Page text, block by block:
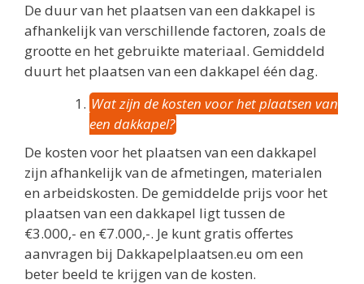
De duur van het plaatsen van een dakkapel is
afhankelijk van verschillende factoren, zoals de
grootte en het gebruikte materiaal. Gemiddeld
duurt het plaatsen van een dakkapel één dag.
Wat zijn de kosten voor het plaatsen van
een dakkapel?
De kosten voor het plaatsen van een dakkapel
zijn afhankelijk van de afmetingen, materialen
en arbeidskosten. De gemiddelde prijs voor het
plaatsen van een dakkapel ligt tussen de
€3.000,- en €7.000,-. Je kunt gratis offertes
aanvragen bij Dakkapelplaatsen.eu om een
beter beeld te krijgen van de kosten.